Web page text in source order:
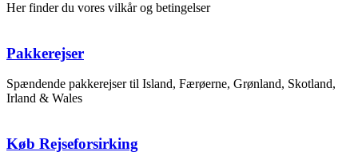
Her finder du vores vilkår og betingelser
Pakkerejser
Spændende pakkerejser til Island, Færøerne, Grønland, Skotland,
Irland & Wales
Køb Rejseforsirking